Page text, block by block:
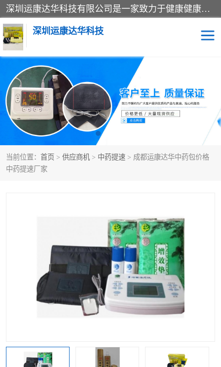
深圳运康达华科技有限公司是一家致力于健康健康产业的现代化企业，已经走过了15个春秋，开创了中医外用发展的新未来，是专业从事中医医疗仪器的研发、生产、销售、服务为一体的子公司，在医疗器械的设计、开发和生产方面率先引进国际先进技术和好的科技人员，先后开发出了场效应治疗仪、多功能治疗仪、颈椎治疗仪、腰椎治疗仪、增效垫等多个系列。
深圳运康达华科技
当前位置： 首页 > 供应商机 > 中药提速 > 成都运康达华中药包价格
中药提速厂家
多功能治疗仪 中药提速
中低频治疗仪 脉冲治疗仪
**腺治疗仪